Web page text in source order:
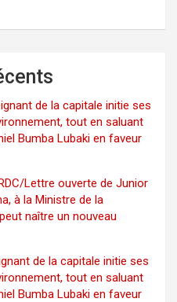
de la capitale initie ses
tout en saluant
Bumba Lubaki en faveur
Lettre ouverte de Junior
à la Ministre de la
naître un nouveau
de la capitale initie ses
tout en saluant
Bumba Lubaki en faveur